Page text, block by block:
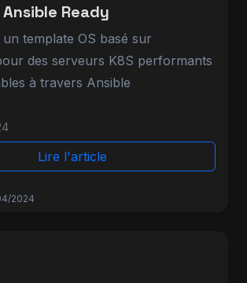
Ready
template OS basé sur
des serveurs K8S performants
à travers Ansible
Lire l'article
2024